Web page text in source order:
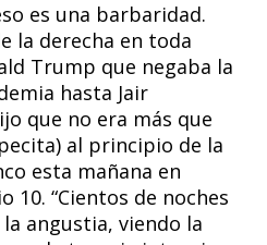
es una barbaridad.
la derecha en toda
Trump que negaba la
hasta Jair
que no era más que
al principio de la
esta mañana en
10. “Cientos de noches
angustia, viendo la